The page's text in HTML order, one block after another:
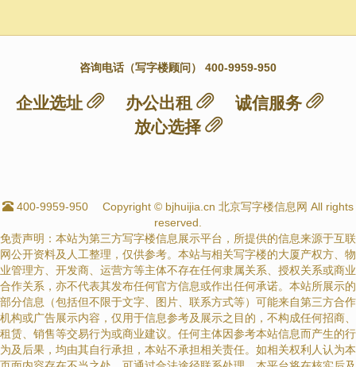
咨询电话（写字楼顾问） 400-9959-950
企业选址 办公出租
诚信服务
放心选择
400-9959-950
Copyright © bjhuijia.cn 北京写字楼信息网 All rights
reserved.
免责声明：本站为第三方写字楼信息展示平台，所提供的信息来源于互联
网公开资料及人工整理，仅供参考。本站与相关写字楼的大厦产权方、物
业管理方、开发商、运营方等主体不存在任何隶属关系、授权关系或商业
合作关系，亦不代表其发布任何官方信息或作出任何承诺。本站所展示的
部分信息（包括但不限于文字、图片、联系方式等）可能来自第三方合作
机构或广告展示内容，仅用于信息参考及展示之目的，不构成任何招商、
租赁、销售等交易行为或商业建议。任何主体因参考本站信息而产生的行
为及后果，均由其自行承担，本站不承担相关责任。如相关权利人认为本